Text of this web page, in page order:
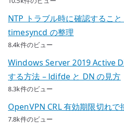
NTP トラブル時に確認するこ
timesyncd の整理
8.4k件のビュー
Windows Server 2019 Active
する方法 – ldifde と DN の見方
8.3k件のビュー
OpenVPN CRL 有効期限切れ
7.8k件のビュー